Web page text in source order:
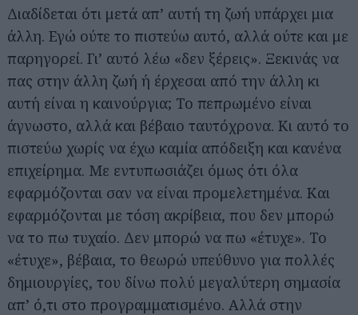
Διαδίδεται ότι μετά απ’ αυτή τη ζωή υπάρχει μια
άλλη. Εγώ ούτε το πιστεύω αυτό, αλλά ούτε και με
παρηγορεί. Γι’ αυτό λέω «δεν ξέρεις». Ξεκινάς να
πας στην άλλη ζωή ή έρχεσαι από την άλλη κι
αυτή είναι η καινούργια; Το πεπρωμένο είναι
άγνωστο, αλλά και βέβαιο ταυτόχρονα. Κι αυτό το
πιστεύω χωρίς να έχω καμία απόδειξη και κανένα
επιχείρημα. Με εντυπωσιάζει όμως ότι όλα
εφαρμόζονται σαν να είναι προμελετημένα. Και
εφαρμόζονται με τόση ακρίβεια, που δεν μπορώ
να το πω τυχαίο. Δεν μπορώ να πω «έτυχε». Το
«έτυχε», βέβαια, το θεωρώ υπεύθυνο για πολλές
δημιουργίες, του δίνω πολύ μεγαλύτερη σημασία
απ’ ό,τι στο προγραμματισμένο. Αλλά στην